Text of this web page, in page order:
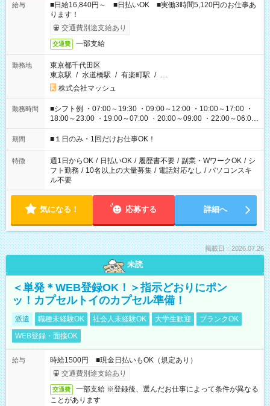
給与
■日給16,840円～ ■日払いOK ■実働3時間5,120円のお仕事あ
ります！
交通費別途支給あり
交通費 一部支給
勤務地
東京都千代田区
東京駅 / 水道橋駅 / 有楽町駅 / …
株式会社マッシュ
勤務時間
■シフト例 ・07:00～19:30 ・09:00～12:00 ・10:00～17:00 ・
18:00～23:00 ・19:00～07:00 ・20:00～09:00 ・22:00～06:00
etc ★最短で3時間で5,120円のお仕事から 15時間で2万円近く稼
げるお仕事も！ ご希望のお時間に合わせてご紹介！ ※シフトは
ください！
期間 ■１日のみ・1回だけお仕事OK！
特徴 週1日からOK / 日払いOK / 履歴書不要 / 副業・WワークOK / シ
フト勤務 / 10名以上の大量募集 / 電話対応なし / パソコンスキ
ル不要
気になる！ 応募する 詳細へ
掲載日：2026.07.26
未読
＜単発＊WEB登録OK！＞指示どおりにポン
ッ！カプセルトイのカプセル準備！
派遣 職種未経験OK 社会人未経験OK 大学生歓迎
ブランクOK
WEB登録・面接OK
給与
時給1500円 ■現金日払いもOK（規定あり）
交通費別途支給あり
交通費
一部支給 ※登録後、選んだお仕事によって条件が異なる
ことがあります